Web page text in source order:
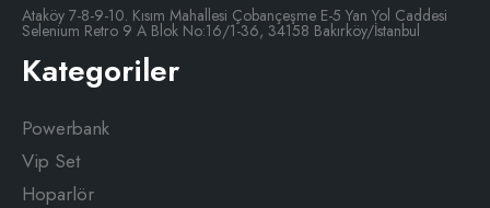
Ataköy 7-8-9-10. Kısım Mahallesi Çobançeşme E-5 Yan Yol Caddesi
Selenium Retro 9 A Blok No:16/1-36, 34158 Bakırköy/İstanbul
Kategoriler
Powerbank
Vip Set
Hoparlör